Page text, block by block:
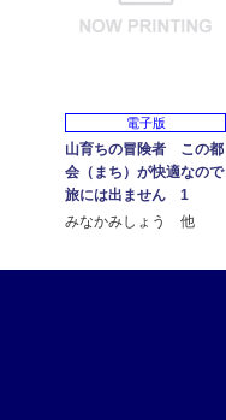
電子版
山育ちの冒険者 この都
会（まち）が快適なので
旅には出ません 1
みなかみしょう 他